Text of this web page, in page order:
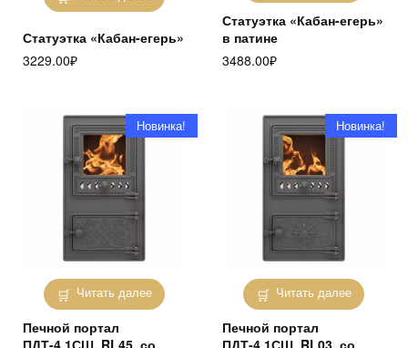
Статуэтка «Кабан-егерь»
3229.00₽
Статуэтка «Кабан-егерь»
в патине
3488.00₽
Читать далее
Новинка!
Печной портал
Читать далее
Новинка!
Печной портал